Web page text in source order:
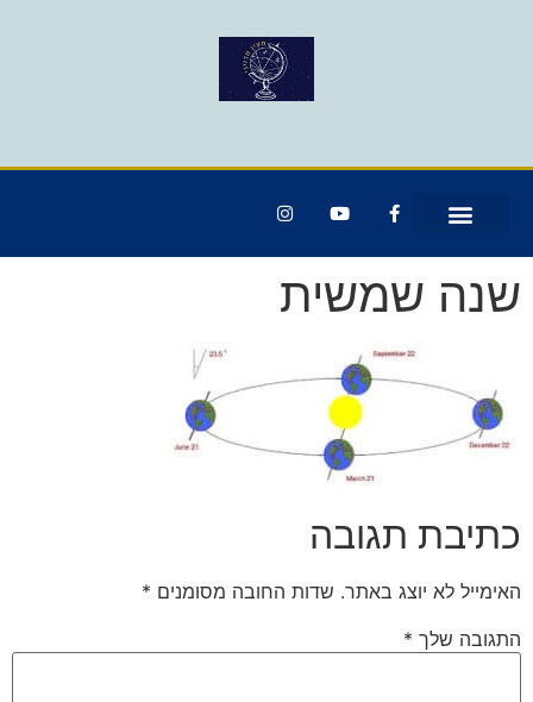
שנה שמשית
כתיבת תגובה
האימייל לא יוצג באתר. שדות החובה מסומנים *
התגובה שלך *